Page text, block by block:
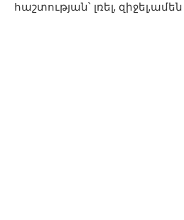
հաշտության՝ լռել,